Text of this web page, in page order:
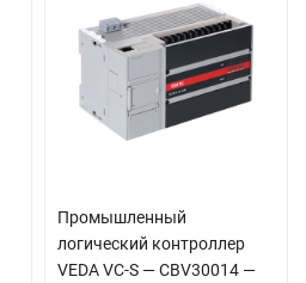
Промышленный
логический контроллер
VEDA VC-S — CBV30014 —